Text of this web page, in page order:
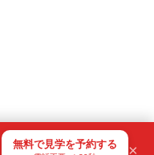
無料で見学を予約する ×